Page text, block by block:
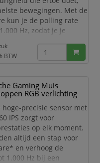
bewegingen. Met de
kun je de polling rate
Hz, zodat je je
1 ms. Met het extra
en de extra knoppen
Met de DPI-knop
1.000 naar 4.000 dpi.
BTW
Gaming Muis
RGB verlichting
hoge-precisie sensor met
IPS zorgt voor
op elk moment.
altijd een stap voor
en verhoog de
1.000 Hz bij een